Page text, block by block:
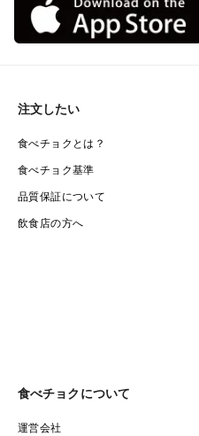
注文したい
食べチョクとは？
食べチョク基準
品質保証について
飲食店の方へ
食べチョクについて
運営会社